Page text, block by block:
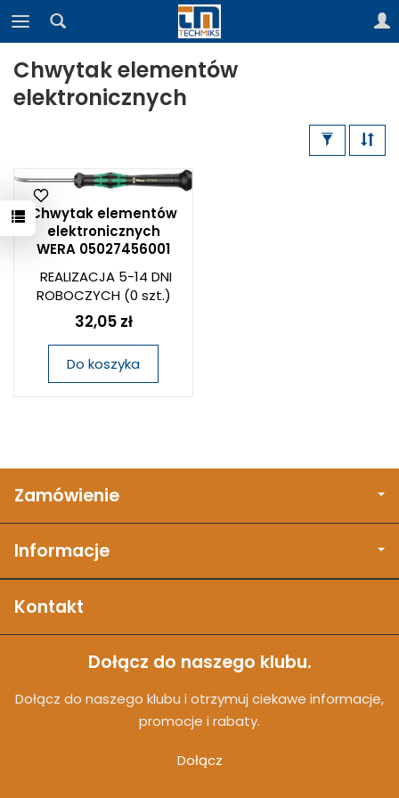
Chwytak elementów
elektronicznych
Chwytak elementów
elektronicznych
WERA 05027456001
REALIZACJA 5-14 DNI
ROBOCZYCH(0 szt.)
32,05 zł
Do koszyka
Zamówienie
Informacje
Kontakt
Dołącz do naszego klubu.
Dołącz do naszego klubu i otrzymuj ciekawe informacje,
promocje i rabaty.
Dołącz